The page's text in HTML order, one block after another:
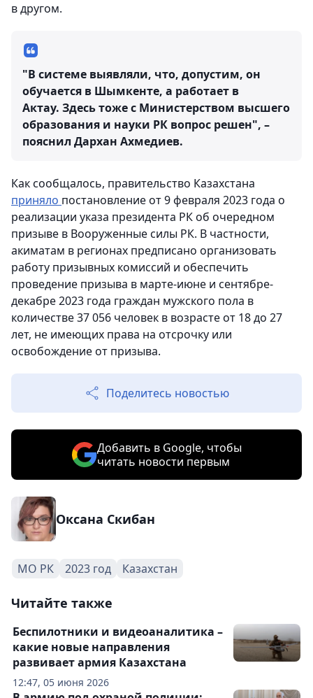
в другом.
"В системе выявляли, что, допустим, он
обучается в Шымкенте, а работает в
Актау. Здесь тоже с Министерством высшего
образования и науки РК вопрос решен", –
пояснил Дархан Ахмедиев.
Как сообщалось, правительство Казахстана
приняло постановление от 9 февраля 2023 года о
реализации указа президента РК об очередном
призыве в Вооруженные силы РК. В частности,
акиматам в регионах предписано организовать
работу призывных комиссий и обеспечить
проведение призыва в марте-июне и сентябре-
декабре 2023 года граждан мужского пола в
количестве 37 056 человек в возрасте от 18 до 27
лет, не имеющих права на отсрочку или
освобождение от призыва.
Поделитесь новостью
Добавить в Google, чтобы
читать новости первым
Оксана Скибан
МО РК 2023 год Казахстан
Читайте также
12:47, 05 июня 2026
Беспилотники и видеоаналитика –
какие новые направления
развивает армия Казахстана